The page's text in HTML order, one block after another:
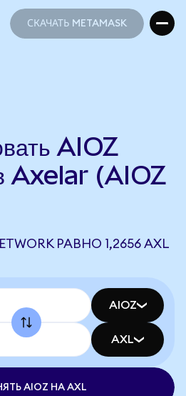
СКАЧАТЬ METAMASK
AIOZ
Axelar (AIOZ
РАВНО 1,2656 AXL
AIOZ
AXL
AIOZ НА AXL